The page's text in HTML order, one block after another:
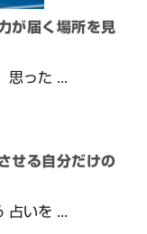
が届く場所を見
った ...
せる自分だけの
いを ...